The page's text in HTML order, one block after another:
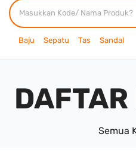
Baju Sepatu Tas Sandal
DAFTAR
Semua